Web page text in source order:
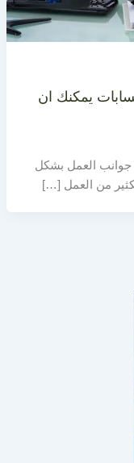
يمكنك ان
جوانب العمل بشكل
من العمل […]